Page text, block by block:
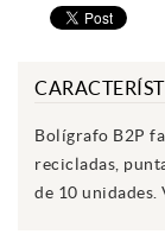
Bolígrafo B2P
recicladas,
de 10 unidades.